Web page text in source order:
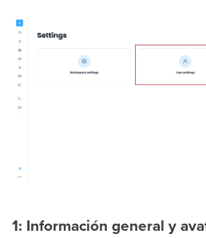
1: Información general y